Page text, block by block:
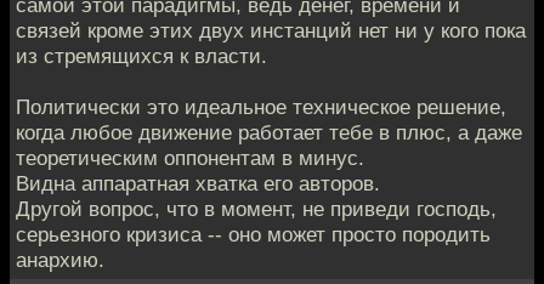
самой этой парадигмы, ведь денег, времени и
связей кроме этих двух инстанций нет ни у кого пока
из стремящихся к власти.
Политически это идеальное техническое решение,
когда любое движение работает тебе в плюс, а даже
теоретическим оппонентам в минус.
Видна аппаратная хватка его авторов.
Другой вопрос, что в момент, не приведи господь,
серьезного кризиса -- оно может просто породить
анархию.